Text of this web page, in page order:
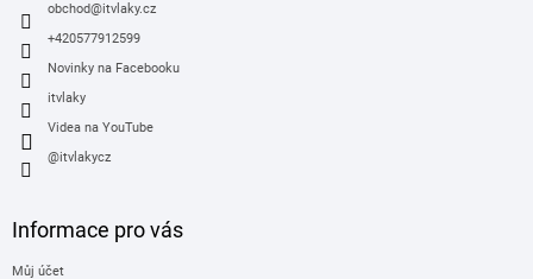
obchod@itvlaky.cz
+420577912599
Novinky na Facebooku
itvlaky
Videa na YouTube
@itvlakycz
Informace pro vás
Můj účet